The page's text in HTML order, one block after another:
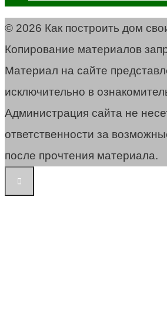
© 2026 Как построить дом
Копирование материалов
Материал на сайте
исключительно в
Администрация сайта не
ответственности за
после прочтения материала.